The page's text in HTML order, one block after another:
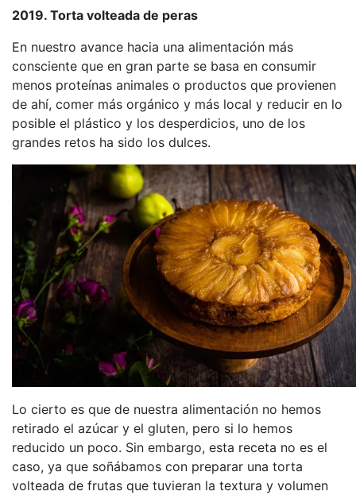
2019. Torta volteada de peras
En nuestro avance hacia una alimentación más
consciente que en gran parte se basa en consumir
menos proteínas animales o productos que provienen
de ahí, comer más orgánico y más local y reducir en lo
posible el plástico y los desperdicios, uno de los
grandes retos ha sido los dulces.
Lo cierto es que de nuestra alimentación no hemos
retirado el azúcar y el gluten, pero si lo hemos
reducido un poco. Sin embargo, esta receta no es el
caso, ya que soñábamos con preparar una torta
volteada de frutas que tuvieran la textura y volumen